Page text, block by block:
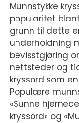
Munnstykke
popularitet
grunn til dette
underholdning
bevisstgjøring
nettsteder og
kryssord som
Populære
«Sunne
kryssord» og